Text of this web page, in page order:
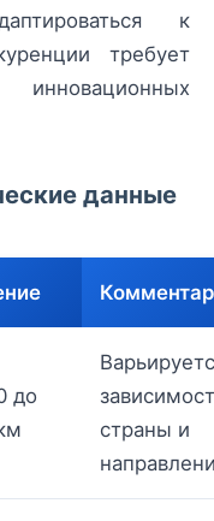
к
требует
данные
до
страны и